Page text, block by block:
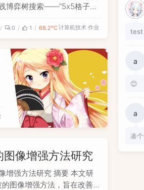
博弈树搜索——“5x5格子的
树决策，一方随机或手工走
减枝。 理论知识 与/或树的
念 与/或树用于分解
0 1 68.2℃计算机技术 作业
像增强方法研究
增强方法研究 摘要 本文研
图像增强方法，旨在改善图
test
a
😊
a
凑